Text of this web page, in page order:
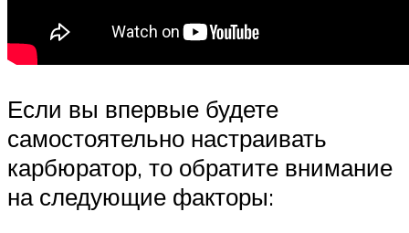
Если вы впервые будете
самостоятельно настраивать
карбюратор, то обратите внимание
на следующие факторы: